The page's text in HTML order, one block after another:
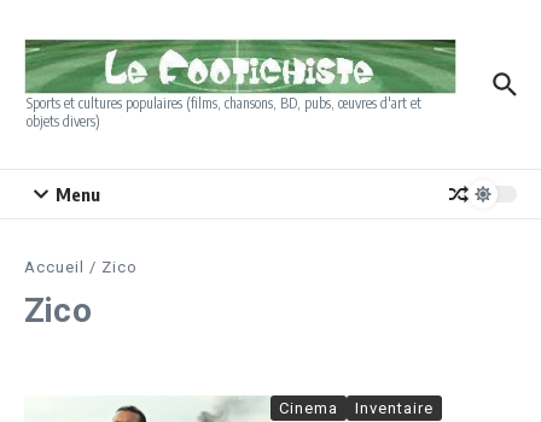
Sports et cultures populaires (films, chansons, BD, pubs, œuvres d'art et
objets divers)
Menu
Accueil / Zico
Zico
Cinema Inventaire